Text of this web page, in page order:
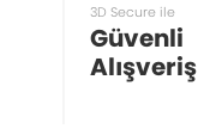
3D Secure ile
Güvenli
Alışveriş